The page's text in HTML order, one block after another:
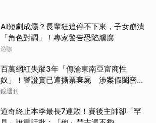
AI短劇成癮？長輩狂追停不下來，子女崩潰
「角色對調」！專家警告恐陷腦腐
造咖
百萬網紅失蹤3年「傳淪東南亞富商性
奴」！警證實已遭撕票棄屍 涉案假閨密近
況曝光
鏡週刊
道奇終止本季最長7連敗！賽後主帥卻「罕